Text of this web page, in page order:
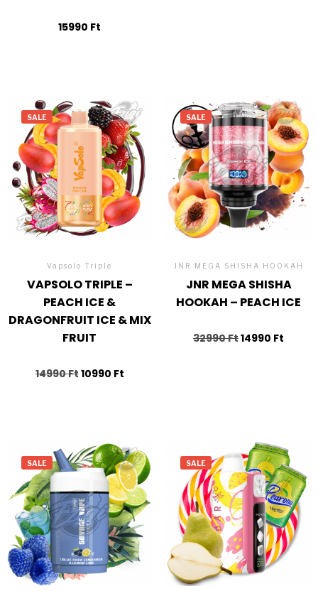
15990 Ft
SALE
Vapsolo Triple
VAPSOLO TRIPLE –
PEACH ICE &
DRAGONFRUIT ICE & MIX
FRUIT
14990Ft10990 Ft
SALE
JNR MEGA SHISHA HOOKAH
JNR MEGA SHISHA
HOOKAH – PEACH ICE
32990Ft14990 Ft
SALE SALE